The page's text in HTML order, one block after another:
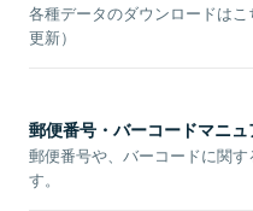
各種データのダウンロードは
更新）
郵便番号・バーコードマニュ
郵便番号や、バーコードに関
す。